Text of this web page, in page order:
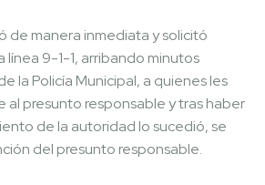
de manera inmediata y solicitó
línea 9-1-1, arribando minutos
la Policía Municipal, a quienes les
al presunto responsable y tras haber
de la autoridad lo sucedió, se
del presunto responsable.